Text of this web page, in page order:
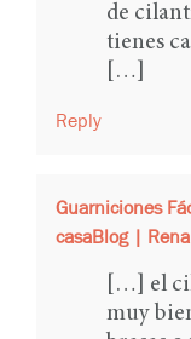
de
tienes
[…]
Reply
Guarniciones
casaBlog |
[…] el
muy